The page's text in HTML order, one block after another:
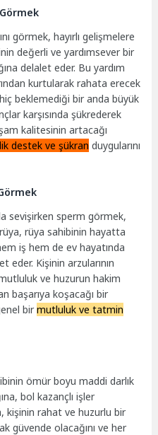
görmek, hayırlı gelişmelere
değerli ve yardımsever bir
delalet eder. Bu yardım
kurtularak rahata erecek
beklemediği bir anda büyük
karşısında şükrederek
kalitesinin artacağı
destek ve şükran duygularını
sevişirken sperm görmek,
rüya sahibinin hayatta
iş hem de ev hayatında
eder. Kişinin arzularının
ve huzurun hakim
başarıya koşacağı bir
birmutluluk ve tatmin
ömür boyu maddi darlık
bol kazançlı işler
kişinin rahat ve huzurlu bir
güvende olacağını ve her